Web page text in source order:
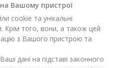
Вашому пристрої
cookie та унікальні
Крім того, вони, а також цей
з Вашого пристрою та
дані на підставі законного